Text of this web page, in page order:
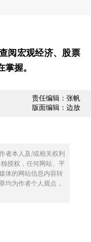
阅宏观经济、股票
握。
责任编辑：张帆
版面编辑：边放
者本人及/或相关权利
授权，任何网站、平
体的网站信息内容转
均为作者个人观点，